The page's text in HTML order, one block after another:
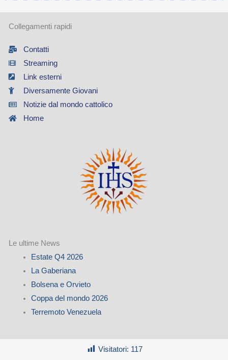
Collegamenti rapidi
Contatti
Streaming
Link esterni
Diversamente Giovani
Notizie dal mondo cattolico
Home
Le ultime News
Estate Q4 2026
La Gaberiana
Bolsena e Orvieto
Coppa del mondo 2026
Terremoto Venezuela
Visitatori: 117